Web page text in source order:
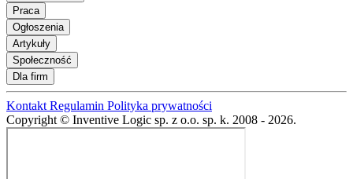
Praca
Ogłoszenia
Artykuły
Społeczność
Dla firm
Kontakt Regulamin Polityka prywatności
Copyright © Inventive Logic sp. z o.o. sp. k. 2008 - 2026.